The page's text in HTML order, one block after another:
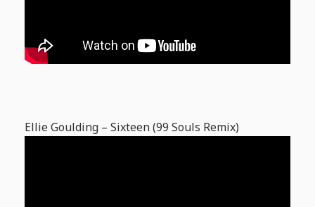
Ellie Goulding – Sixteen (99 Souls Remix)